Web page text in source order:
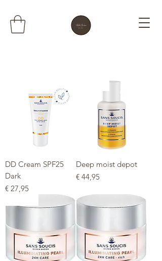
DD Cream SPF25
Dark
Prijs
€ 27,95
Deep moist depot
Prijs
€ 44,95